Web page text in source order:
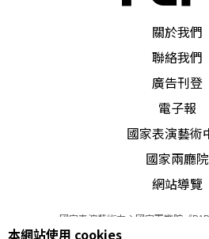
關於我們
聯絡我們
廣告刊登
電子報
國家表演藝術
國家兩廳院
網站導覽
國家表演藝術中心國家兩廳院《
本網站使用 cookies